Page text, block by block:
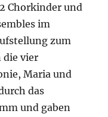
Chorkinder und
im
zum
die vier
Maria und
das
und gaben